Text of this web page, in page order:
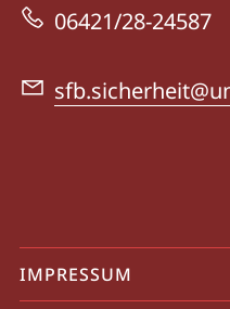
Website
Dynamiken
Sicherheit
06421/28-24587
Mobile-
Service-
IMPRESSUM